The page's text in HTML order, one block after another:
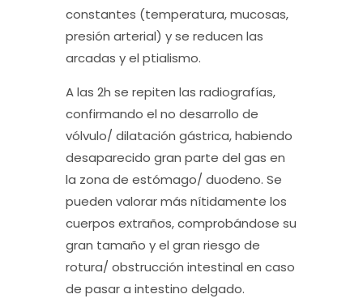
constantes (temperatura, mucosas,
presión arterial) y se reducen las
arcadas y el ptialismo.
A las 2h se repiten las radiografías,
confirmando el no desarrollo de
vólvulo/ dilatación gástrica, habiendo
desaparecido gran parte del gas en
la zona de estómago/ duodeno. Se
pueden valorar más nítidamente los
cuerpos extraños, comprobándose su
gran tamaño y el gran riesgo de
rotura/ obstrucción intestinal en caso
de pasar a intestino delgado.